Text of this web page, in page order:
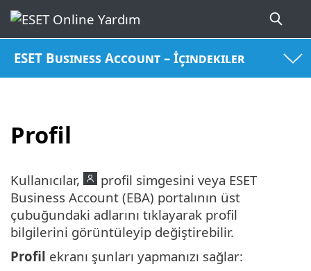
ESET Business Account – İçindekiler
Profil
Kullanıcılar,
profil simgesini veya ESET
Business Account (EBA) portalının üst
çubuğundaki adlarını tıklayarak profil
bilgilerini görüntüleyip değiştirebilir.
Profil ekranı şunları yapmanızı sağlar: